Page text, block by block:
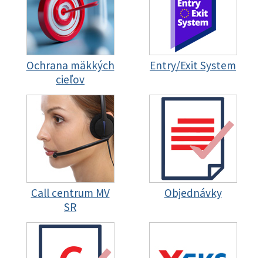
Ochrana mäkkých
cieľov
Entry/Exit System
Call centrum MV
SR
Objednávky